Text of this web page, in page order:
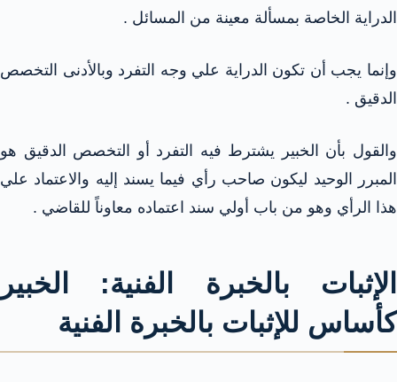
الدراية الخاصة بمسألة معينة من المسائل .
وإنما يجب أن تكون الدراية علي وجه التفرد وبالأدنى التخصص
الدقيق .
والقول بأن الخبير يشترط فيه التفرد أو التخصص الدقيق هو
المبرر الوحيد ليكون صاحب رأي فيما يسند إليه والاعتماد علي
هذا الرأي وهو من باب أولي سند اعتماده معاوناً للقاضي .
الإثبات بالخبرة الفنية:
الخبير
كأساس للإثبات بالخبرة الفنية